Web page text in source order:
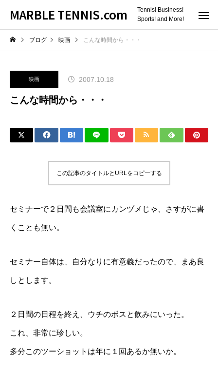
MARBLE TENNIS.com
Tennis! Business!
Sports! and More!
ブログ 映画 こんな時間から・・・
映画 2007.10.18
こんな時間から・・・
この記事のタイトルとURLをコピーする
セミナーで２日間も会議室にカンヅメじゃ、さすがに書
くことも無い。
セミナー自体は、自分なりに有意義だったので、まあ良
しとします。
２日間の日程を終え、ウチのボスと飲みにいった。
これ、非常に珍しい。
多分このツーショットは年に１回あるか無いか。